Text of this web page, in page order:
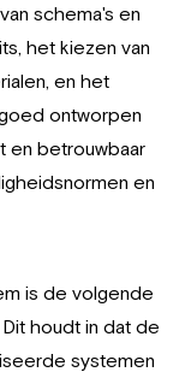
schema's en
het kiezen van
en het
ontworpen
en betrouwbaar
en
is de volgende
houdt in dat de
systemen